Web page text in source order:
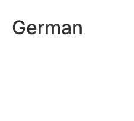
German